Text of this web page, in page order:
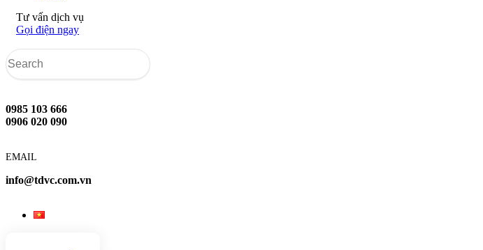
Tư vấn dịch vụ
Gọi điện ngay
0985 103 666
0906 020 090
EMAIL
info@tdvc.com.vn